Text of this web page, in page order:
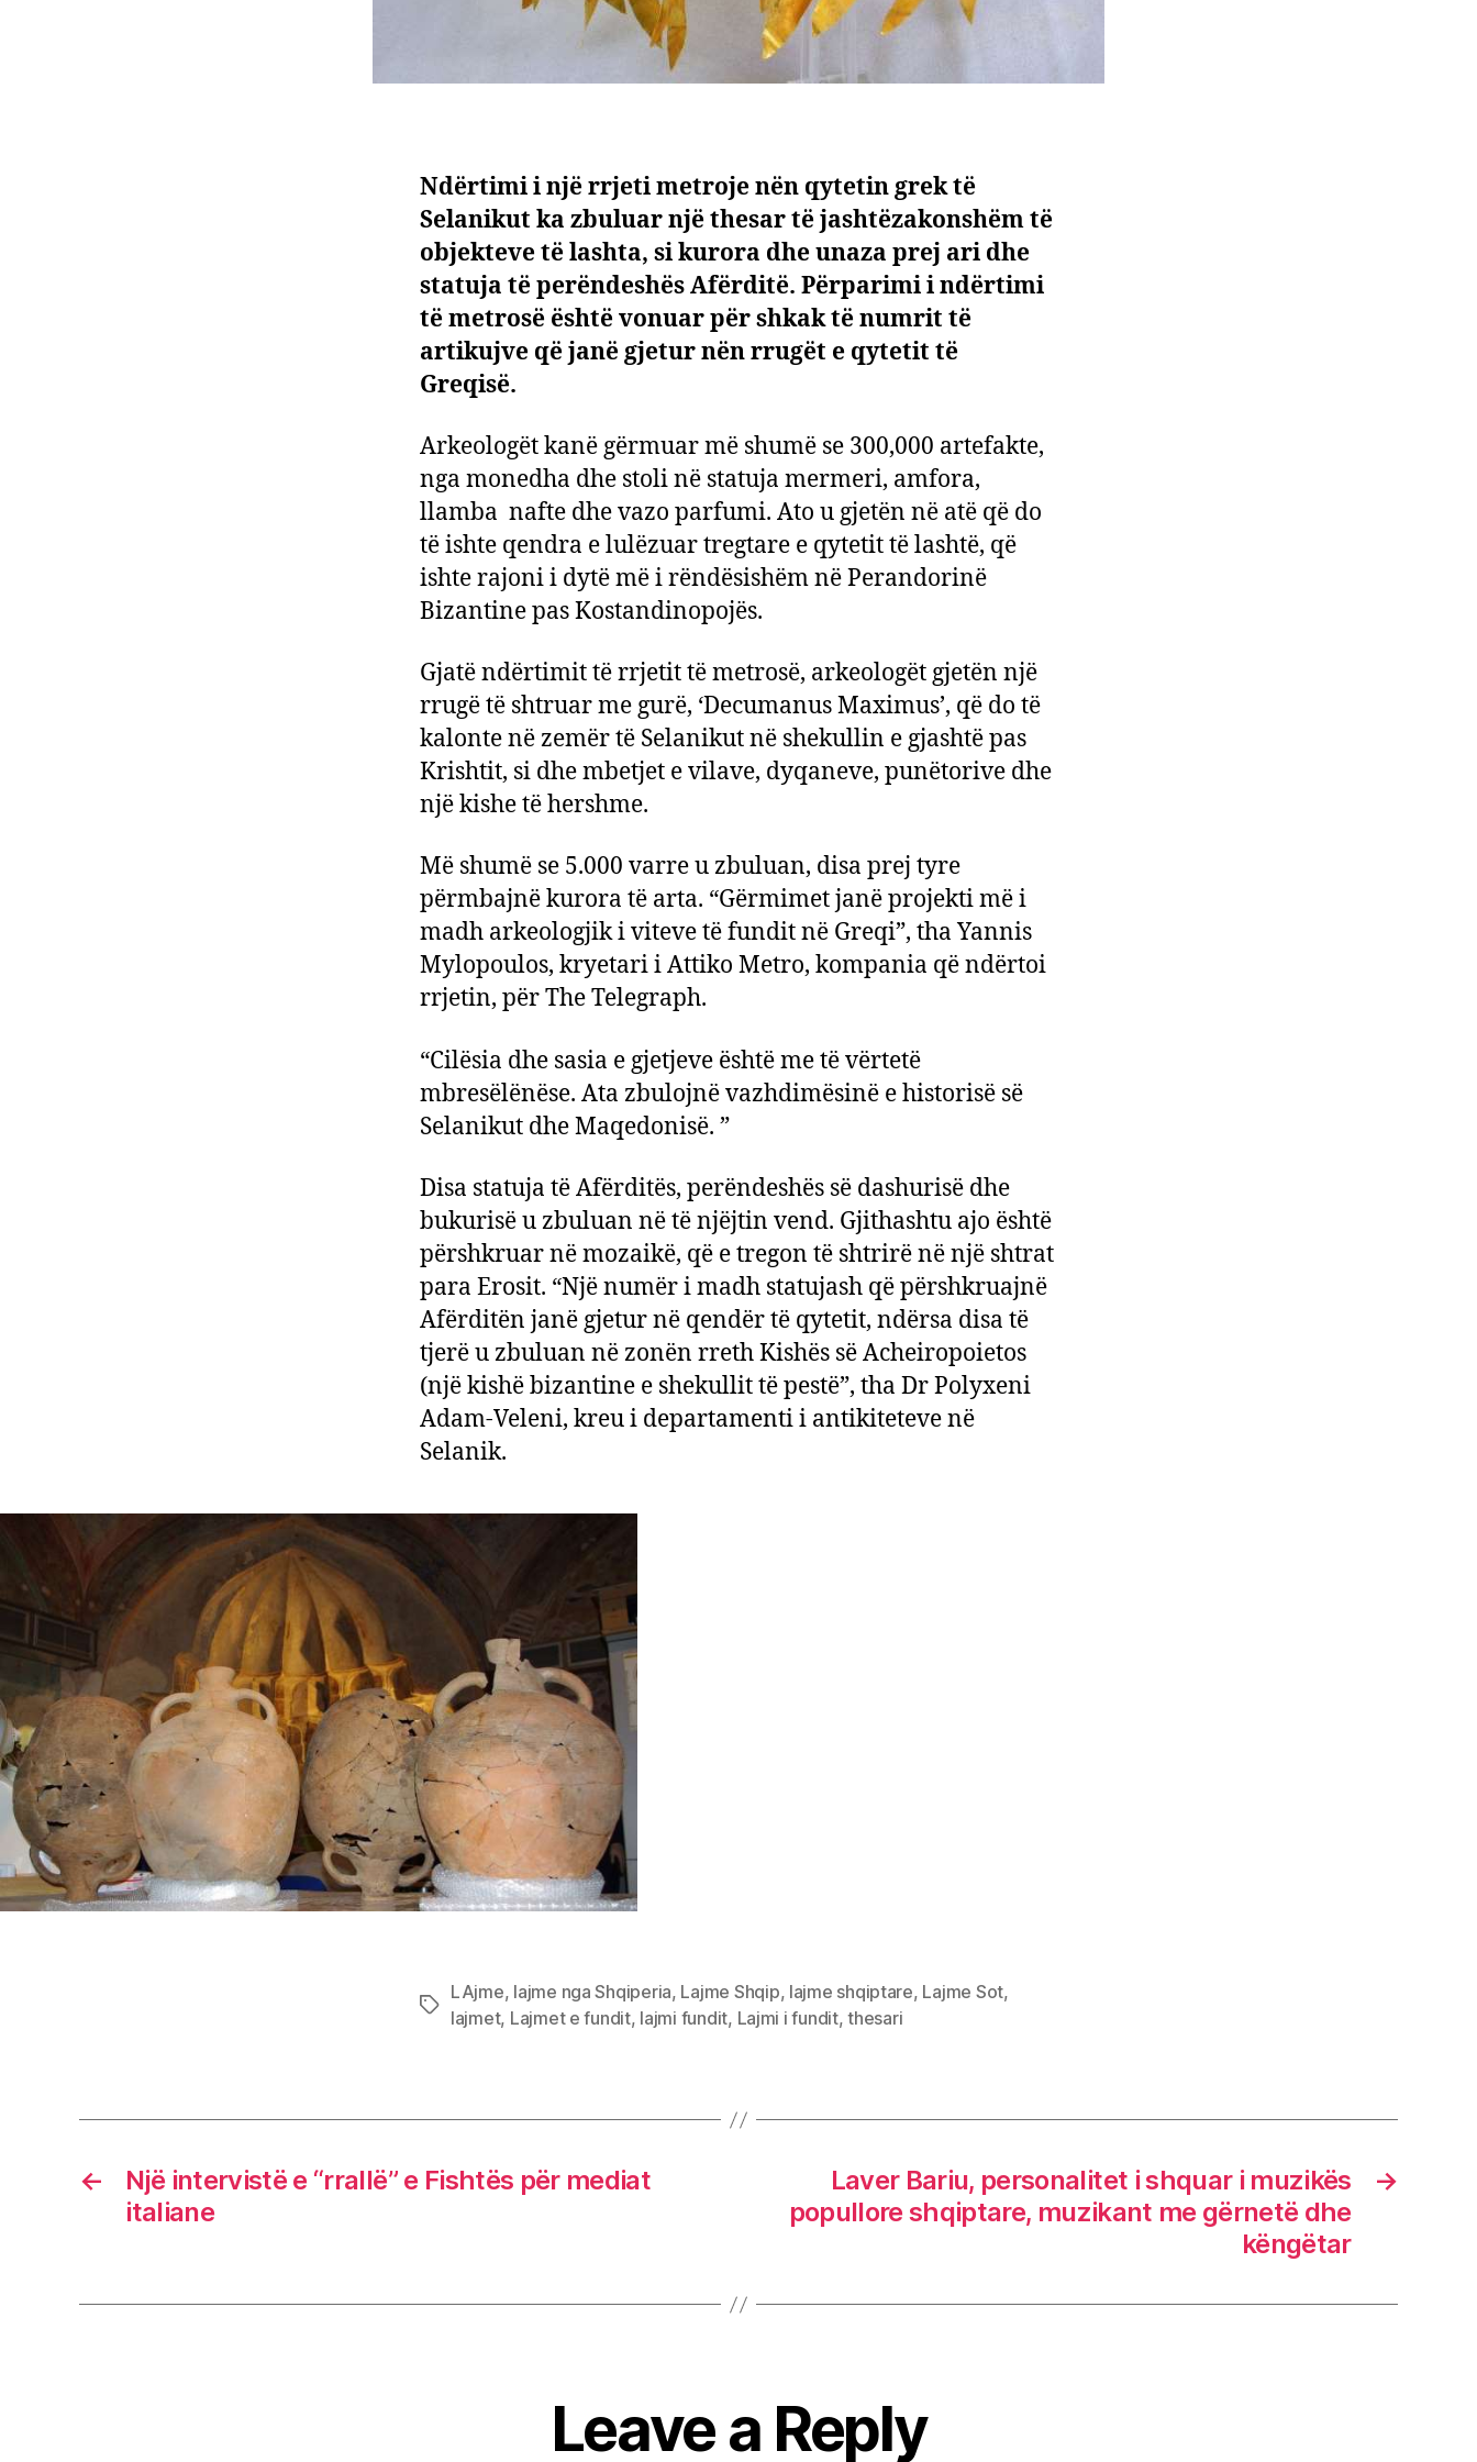
Ndërtimi i një rrjeti metroje nën qytetin grek të
Selanikut ka zbuluar një thesar të jashtëzakonshëm të
objekteve të lashta, si kurora dhe unaza prej ari dhe
statuja të perëndeshës Afërditë. Përparimi i ndërtimi
të metrosë është vonuar për shkak të numrit të
artikujve që janë gjetur nën rrugët e qytetit të
Greqisë.
Arkeologët kanë gërmuar më shumë se 300,000 artefakte,
nga monedha dhe stoli në statuja mermeri, amfora,
llamba nafte dhe vazo parfumi. Ato u gjetën në atë që do
të ishte qendra e lulëzuar tregtare e qytetit të lashtë, që
ishte rajoni i dytë më i rëndësishëm në Perandorinë
Bizantine pas Kostandinopojës.
Gjatë ndërtimit të rrjetit të metrosë, arkeologët gjetën një
rrugë të shtruar me gurë, ‘Decumanus Maximus’, që do të
kalonte në zemër të Selanikut në shekullin e gjashtë pas
Krishtit, si dhe mbetjet e vilave, dyqaneve, punëtorive dhe
një kishe të hershme.
Më shumë se 5.000 varre u zbuluan, disa prej tyre
përmbajnë kurora të arta. “Gërmimet janë projekti më i
madh arkeologjik i viteve të fundit në Greqi”, tha Yannis
Mylopoulos, kryetari i Attiko Metro, kompania që ndërtoi
rrjetin, për The Telegraph.
“Cilësia dhe sasia e gjetjeve është me të vërtetë
mbresëlënëse. Ata zbulojnë vazhdimësinë e historisë së
Selanikut dhe Maqedonisë. ”
Disa statuja të Afërditës, perëndeshës së dashurisë dhe
bukurisë u zbuluan në të njëjtin vend. Gjithashtu ajo është
përshkruar në mozaikë, që e tregon të shtrirë në një shtrat
para Erosit. “Një numër i madh statujash që përshkruajnë
Afërditën janë gjetur në qendër të qytetit, ndërsa disa të
tjerë u zbuluan në zonën rreth Kishës së Acheiropoietos
(një kishë bizantine e shekullit të pestë”, tha Dr Polyxeni
Adam-Veleni, kreu i departamenti i antikiteteve në
Selanik.
Tags
LAjme, lajme nga Shqiperia, Lajme Shqip, lajme shqiptare, Lajme Sot,
lajmet, Lajmet e fundit, lajmi fundit, Lajmi i fundit,thesari
←
Një intervistë e “rrallë” e Fishtës për mediat
italiane
→
Laver Bariu, personalitet i shquar i muzikës
popullore shqiptare, muzikant me gërnetë dhe
këngëtar
Leave a Reply